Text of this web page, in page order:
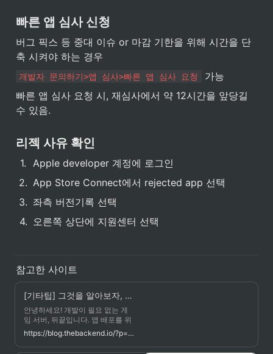
빠른 앱 심사 신청
버그 픽스 등 중대 이슈 or 마감 기한을 위해 시간을 단
축 시켜야 하는 경우
개발자 문의하기>앱 심사>빠른 앱 심사 요청
가능
빠른 앱 심사 요청 시, 재심사에서 약 12시간을 앞당길
수 있음.
리젝 사유 확인
1.
Apple developer 계정에 로그인
2. App Store Connect에서 rejected app 선택
3. 좌측 버전기록 선택
4. 오른쪽 상단에 지원센터 선택
참고한 사이트
[기타팁] 그것을 알아보자, 앱스토어 대표 리젝 사유 5가지🖐 -
안녕하세요! 개발이 필요 없는 게
임 서버, 뒤끝입니다. 앱 배포를 위
한 심사 프로세스 중, 문제가 발견
되어 바이너리가 거부된 상태를 심
사 거절, '리젝(reject)' 이라고 부릅
https://blog.thebackend.io/?p=4135